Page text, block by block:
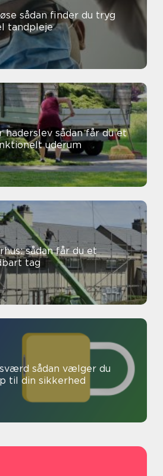
tryg
tandpleje
sådan får du et
uderum
sådan får du et
tag
vælger du
til din sikkerhed